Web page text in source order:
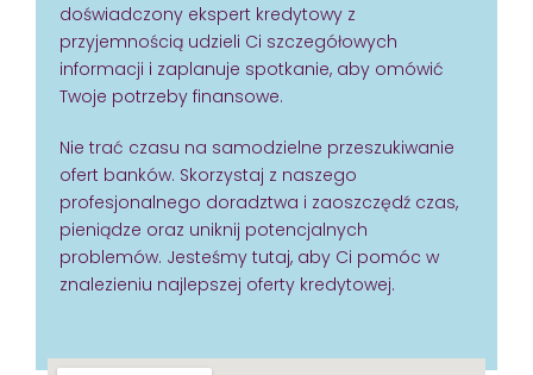
doświadczony ekspert kredytowy z
przyjemnością udzieli Ci szczegółowych
informacji i zaplanuje spotkanie, aby omówić
Twoje potrzeby finansowe.
Nie trać czasu na samodzielne przeszukiwanie
ofert banków. Skorzystaj z naszego
profesjonalnego doradztwa i zaoszczędź czas,
pieniądze oraz uniknij potencjalnych
problemów. Jesteśmy tutaj, aby Ci pomóc w
znalezieniu najlepszej oferty kredytowej.